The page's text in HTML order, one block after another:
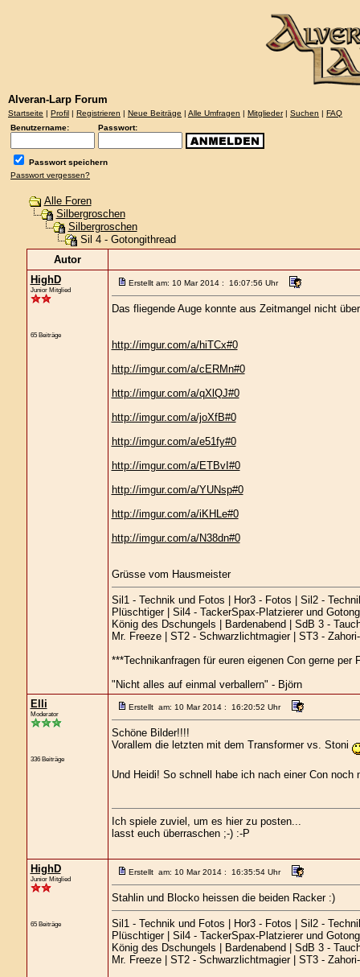
Alveran-Larp Forum
Startseite | Profil | Registrieren | Neue Beiträge | Alle Umfragen | Mitglieder| Suchen | FAQ
Benutzername:
Passwort:
Passwort speichern
Passwort vergessen?
Alle Foren
Silbergroschen
Silbergroschen
Sil 4 - Gotongithread
Autor
HighD
Junior Mitglied
65 Beiträge
Erstellt am: 10 Mar 2014 : 16:07:56 Uhr
Das fliegende Auge konnte aus Zeitmangel nicht
http://imgur.com/a/hiTCx#0
http://imgur.com/a/cERMn#0
http://imgur.com/a/qXlQJ#0
http://imgur.com/a/joXfB#0
http://imgur.com/a/e51fy#0
http://imgur.com/a/ETBvI#0
http://imgur.com/a/YUNsp#0
http://imgur.com/a/iKHLe#0
http://imgur.com/a/N38dn#0
Grüsse vom Hausmeister
Sil1 - Technik und Fotos | Hor3 - Fotos | Sil2 -
Plüschtiger | Sil4 - TackerSpax-Platzierer und
König des Dschungels | Bardenabend | SdB 3 -
Mr. Freeze | ST2 - Schwarzlichtmagier | ST3 -
***Technikanfragen für euren eigenen Con gerne per
"Nicht alles auf einmal verballern" - Björn
Elli
Moderator
336 Beiträge
Erstellt am: 10 Mar 2014 : 16:20:52 Uhr
Schöne Bilder!!!!
Vorallem die letzten mit dem Transformer vs. Stoni
Und Heidi! So schnell habe ich nach einer Con
Ich spiele zuviel, um es hier zu posten...
lasst euch überraschen ;-) :-P
HighD
Junior Mitglied
65 Beiträge
Erstellt am: 10 Mar 2014 : 16:35:54 Uhr
Stahlin und Blocko heissen die beiden Racker :)
Sil1 - Technik und Fotos | Hor3 - Fotos | Sil2 -
Plüschtiger | Sil4 - TackerSpax-Platzierer und
König des Dschungels | Bardenabend | SdB 3 -
Mr. Freeze | ST2 - Schwarzlichtmagier | ST3 -